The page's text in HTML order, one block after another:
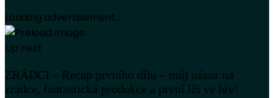
Loading advertisement...
Up next
ZRÁDCI – Recap prvního dílu – můj názor na
zrádce, fantastická produkce a první lži ve hře!